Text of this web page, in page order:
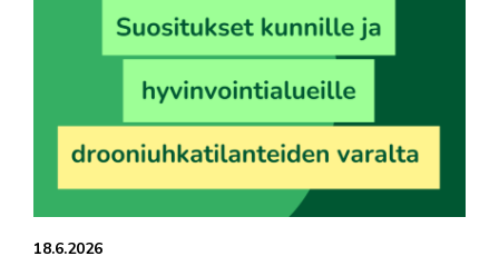
18.6.2026